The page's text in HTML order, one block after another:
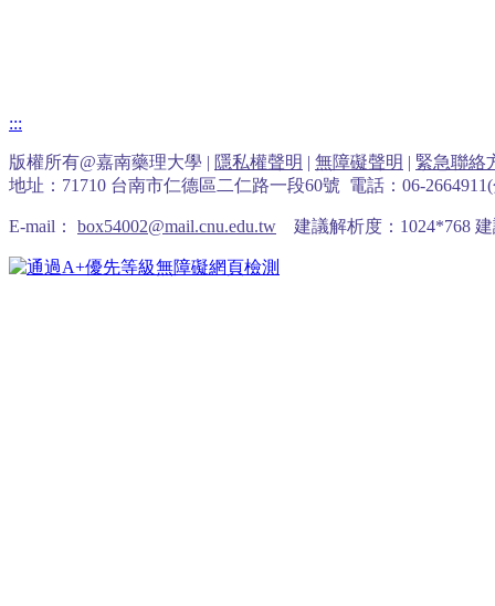
:::
版權所有@嘉南藥理大學 | 隱私權聲明 | 無障礙聲明 | 緊急聯絡
地址：71710 台南市仁德區二仁路一段60號 電話：06-
E-mail： box54002@mail.cnu.edu.tw 建議解析度：1024*768